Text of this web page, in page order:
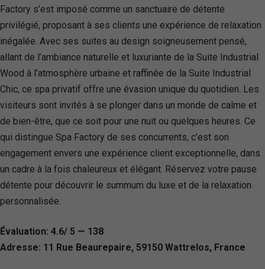
Factory s’est imposé comme un sanctuaire de détente
privilégié, proposant à ses clients une expérience de relaxation
inégalée. Avec ses suites au design soigneusement pensé,
allant de l’ambiance naturelle et luxuriante de la Suite Industrial
Wood à l’atmosphère urbaine et raffinée de la Suite Industrial
Chic, ce spa privatif offre une évasion unique du quotidien. Les
visiteurs sont invités à se plonger dans un monde de calme et
de bien-être, que ce soit pour une nuit ou quelques heures. Ce
qui distingue Spa Factory de ses concurrents, c’est son
engagement envers une expérience client exceptionnelle, dans
un cadre à la fois chaleureux et élégant. Réservez votre pause
détente pour découvrir le summum du luxe et de la relaxation
personnalisée.
Évaluation: 4.6/ 5 — 138
Adresse: 11 Rue Beaurepaire, 59150 Wattrelos, France